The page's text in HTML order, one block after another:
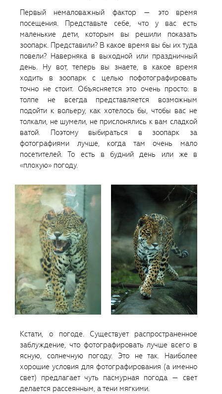
Первый немаловажный фактор — это время
посещения. Представьте себе, что у вас есть
маленькие дети, которым вы решили показать
зоопарк. Представили? В какое время вы бы их туда
повели? Наверняка в выходной или праздничный
день. Ну вот, теперь вы знаете, в какое время
ходить в зоопарк с целью пофотографировать
точно не стоит. Объясняется это очень просто: в
толпе не всегда представляется возможным
подойти к вольеру, как хотелось бы, чтобы вас не
толкали, не шумели, не прислонялись к вам сладкой
ватой. Поэтому выбираться в зоопарк за
фотографиями лучше, когда там очень мало
посетителей. То есть в будний день или же в
«плохую» погоду.
Кстати, о погоде. Существует распространенное
заблуждение, что фотографировать лучше всего в
ясную, солнечную погоду. Это не так. Наиболее
хорошие условия для фотографирования (а именно
свет) предлагает чуть пасмурная погода — свет
делается рассеянным, а тени мягкими.